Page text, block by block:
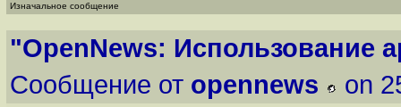
Изначальное сообщение
"OpenNews: Использование
Сообщение от opennews on